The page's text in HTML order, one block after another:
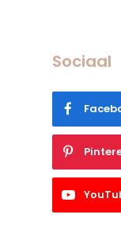
Sociaal